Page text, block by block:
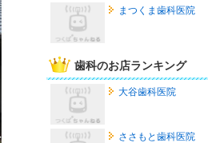
まつくま歯科医院
歯科のお店ランキング
大谷歯科医院
ささもと歯科医院